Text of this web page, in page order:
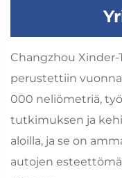
Changzhou Xinder-
perustettiin vuonna
000 neliömetriä,
tutkimuksen ja
aloilla, ja se on
autojen